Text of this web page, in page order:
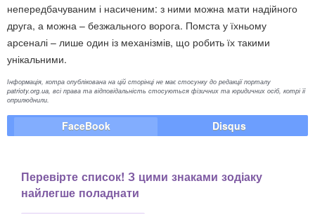
непередбачуваним і насиченим: з ними можна мати надійного
друга, а можна – безжального ворога. Помста у їхньому
арсеналі – лише один із механізмів, що робить їх такими
унікальними.
Інформація, котра опублікована на цій сторінці не має стосунку до редакції порталу
patrioty.org.ua, всі права та відповідальність стосуються фізичних та юридичних осіб, котрі її
оприлюднили.
FaceBook Disqus
Перевірте список! З цими знаками зодіаку
найлегше поладнати